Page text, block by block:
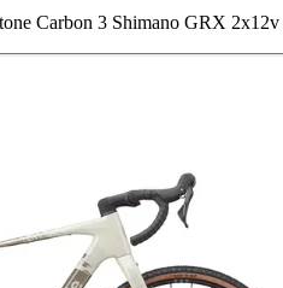
Carbon 3 Shimano GRX 2x12v